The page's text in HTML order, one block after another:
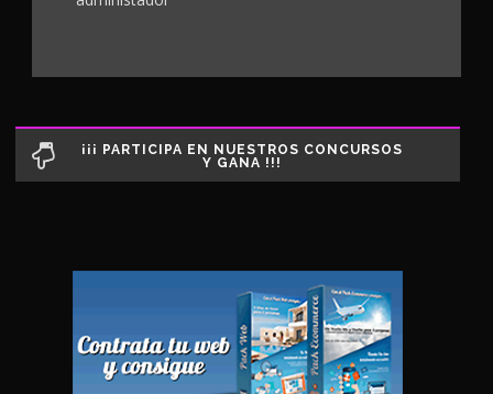
¡¡¡ PARTICIPA EN NUESTROS CONCURSOS
Y GANA !!!